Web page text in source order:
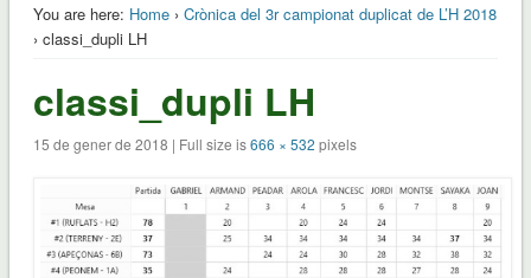
You are here: Home› Crònica del 3r campionat duplicat de L’H 2018
› classi_dupli LH
classi_dupli LH
15 de gener de 2018 | Full size is666 × 532 pixels